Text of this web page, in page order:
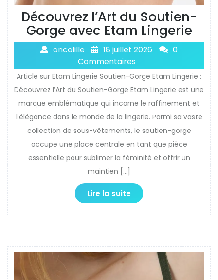
Découvrez l’Art du Soutien-
Gorge avec Etam Lingerie
oncolille 18 juillet 2026
0
Commentaires
Article sur Etam Lingerie Soutien-Gorge Etam Lingerie :
Découvrez l’Art du Soutien-Gorge Etam Lingerie est une
marque emblématique qui incarne le raffinement et
l’élégance dans le monde de la lingerie. Parmi sa vaste
collection de sous-vêtements, le soutien-gorge
occupe une place centrale en tant que pièce
essentielle pour sublimer la féminité et offrir un
maintien […]
Lire la suite